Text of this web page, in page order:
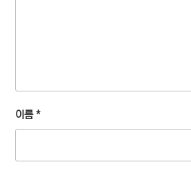
이름*